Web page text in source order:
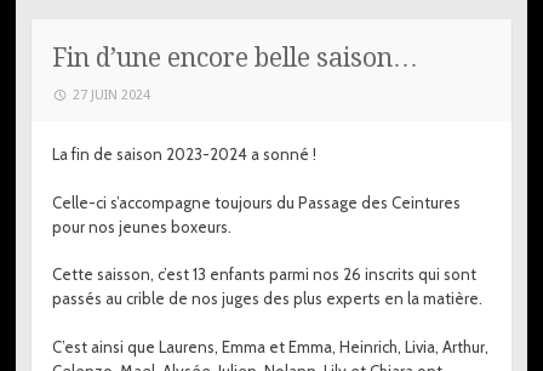
Fin d’une encore belle saison…
27 JUIN 2024
La fin de saison 2023-2024 a sonné !
Celle-ci s’accompagne toujours du Passage des Ceintures
pour nos jeunes boxeurs.
Cette saisson, c’est 13 enfants parmi nos 26 inscrits qui sont
passés au crible de nos juges des plus experts en la matière.
C’est ainsi que Laurens, Emma et Emma, Heinrich, Livia, Arthur,